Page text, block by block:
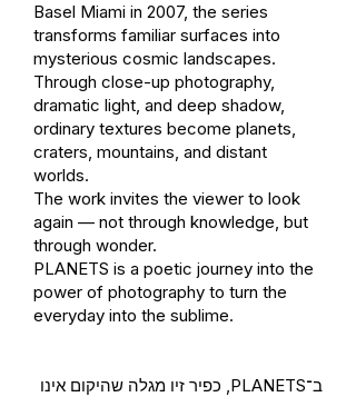
Basel Miami in 2007, the series
transforms familiar surfaces into
mysterious cosmic landscapes.
Through close-up photography,
dramatic light, and deep shadow,
ordinary textures become planets,
craters, mountains, and distant
worlds.
The work invites the viewer to look
again — not through knowledge, but
through wonder.
PLANETS is a poetic journey into the
power of photography to turn the
everyday into the sublime.
ב־PLANETS, כפיר זיו מגלה שהיקום אינו